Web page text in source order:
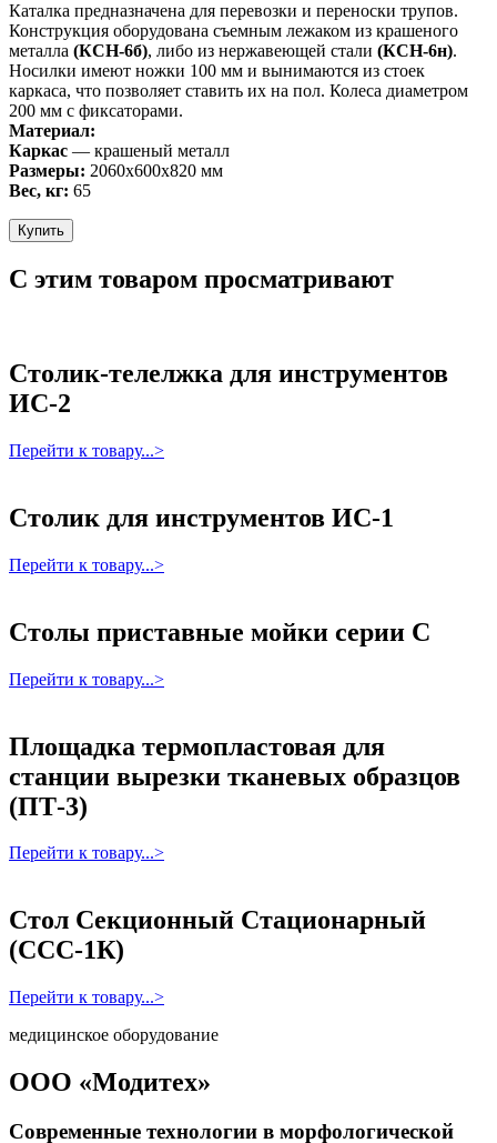
Каталка предназначена для перевозки и переноски трупов.
Конструкция оборудована съемным лежаком из крашеного
металла (КСН-6б), либо из нержавеющей стали (КСН-6н).
Носилки имеют ножки 100 мм и вынимаются из стоек
каркаса, что позволяет ставить их на пол. Колеса диаметром
200 мм с фиксаторами.
Материал:
Каркас — крашеный металл
Размеры: 2060х600х820 мм
Вес, кг: 65
Купить
С этим товаром просматривают
Столик-телелжка для инструментов
ИС-2
Перейти к товару...>
Столик для инструментов ИС-1
Перейти к товару...>
Столы приставные мойки серии С
Перейти к товару...>
Площадка термопластовая для
станции вырезки тканевых образцов
(ПТ-3)
Перейти к товару...>
Стол Секционный Стационарный
(ССС-1К)
Перейти к товару...>
медицинское оборудование
ООО «Модитех»
Современные технологии в морфологической